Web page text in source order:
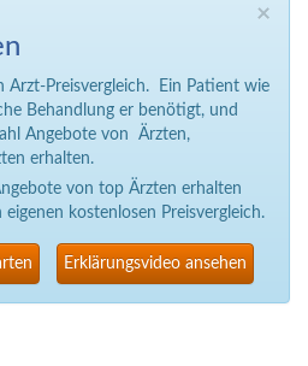
×
Arzt-Preisvergleich. Ein Patient wie
Behandlung er benötigt, und
Angebote von Ärzten,
erhalten.
von top Ärzten erhalten
kostenlosen Preisvergleich.
Erklärungsvideo ansehen